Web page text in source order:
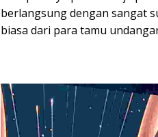
berlangsung dengan sangat
biasa dari para tamu